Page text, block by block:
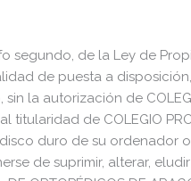
segundo, de la Ley de
de puesta a
autorización de COLEGIO
de COLEGIO
duro de su ordenador
de suprimir, alterar,